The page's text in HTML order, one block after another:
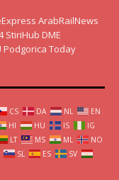
ArabRailNews
StiriHub DME
Podgorica Today
CS DA NL
EN
HI HU IS
IG
LT MS ML
NO
SL ES
SV